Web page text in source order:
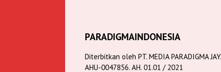
PARADIGMAINDONESIA
Diterbitkan oleh PT. MEDIA PARADIGMA
AHU-0047856. AH. 01.01 / 2021